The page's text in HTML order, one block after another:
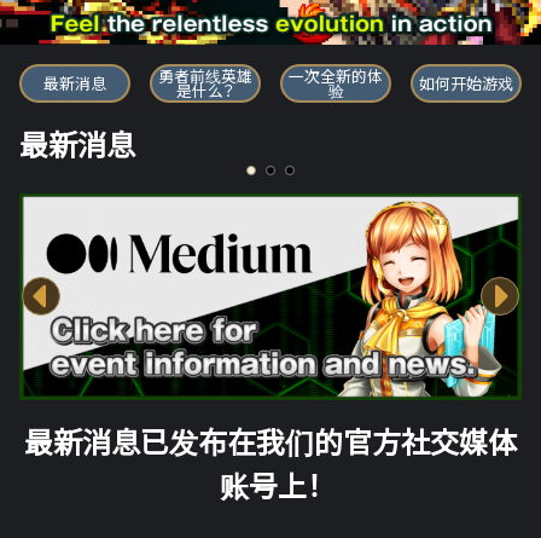
勇者前线英雄
最新消息 勇者前线英雄
是什么？
一次全新的体
验 如何开始游戏
最新消息
最新消息已发布在我们的官方社交媒体
账号上！